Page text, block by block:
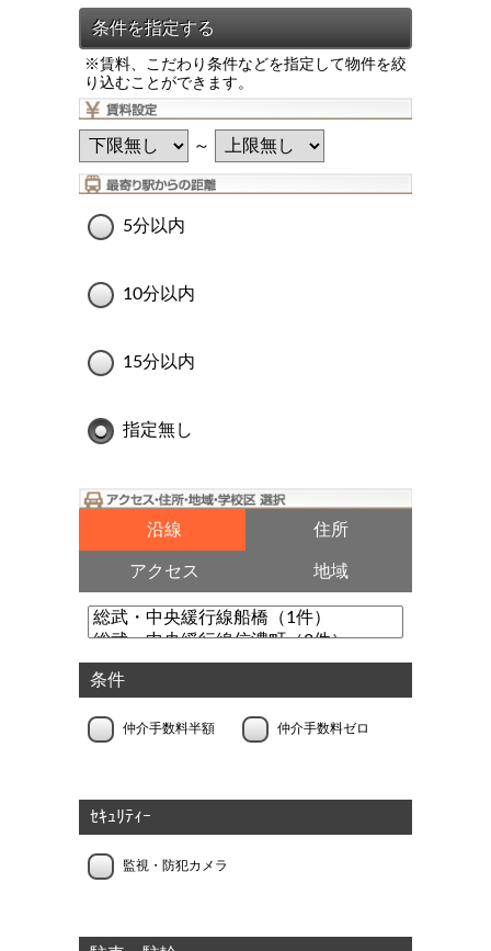
※賃料、こだわり条件などを指定して物件を絞
り込むことができます。
～
5分以内
10分以内
15分以内
指定無し
沿線 住所
アクセス 地域
条件
仲介手数料半額 仲介手数料ゼロ
ｾｷｭﾘﾃｨｰ
監視・防犯カメラ